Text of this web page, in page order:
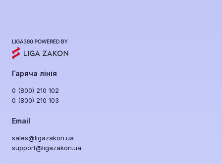
Гаряча лінія
0 (800) 210 102
0 (800) 210 103
Email
sales@ligazakon.ua
support@ligazakon.ua